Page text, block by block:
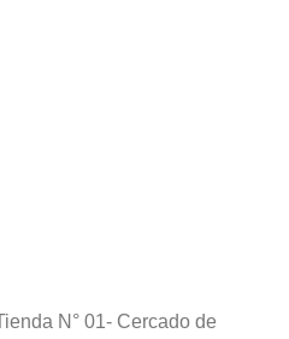
N° 01- Cercado de